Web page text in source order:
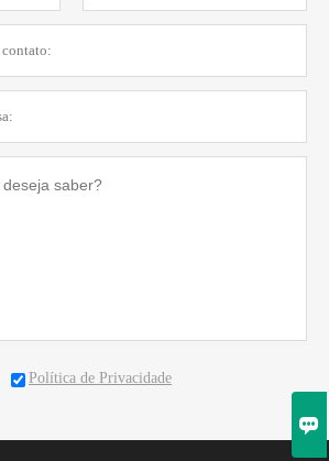
Política de Privacidade
